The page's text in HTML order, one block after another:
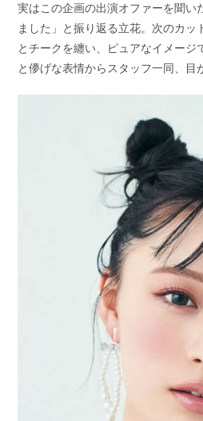
実はこの企画の出演オファーを聞い
ました」と振り返る立花。次のカッ
とチークを纏い、ピュアなイメージ
と儚げな表情からスタッフ一同、目